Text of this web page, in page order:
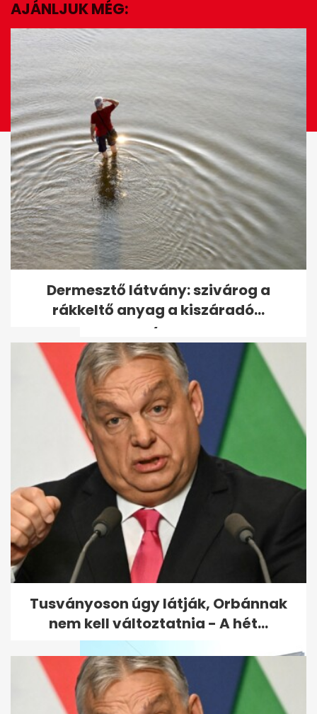
EZ IS ÉRDEKELHET
Az intelligens emberek egy
adott hónapban születnek a
tanulmány...
Magyar Péter: Sok diák és
tanár rosszul lett az
átmelegedett...
AJÁNLJUK MÉG:
Dermesztő látvány: szivárog a
rákkeltő anyag a kiszáradó...
Tusványoson úgy látják, Orbánnak
nem kell változtatnia - A hét...